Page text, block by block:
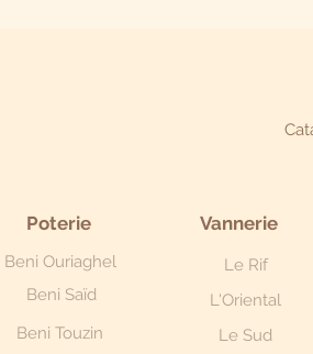
Poterie
Beni Ouriaghel
Beni Saïd
Beni Touzin
Vannerie
Le Rif
L'Oriental
Le Sud